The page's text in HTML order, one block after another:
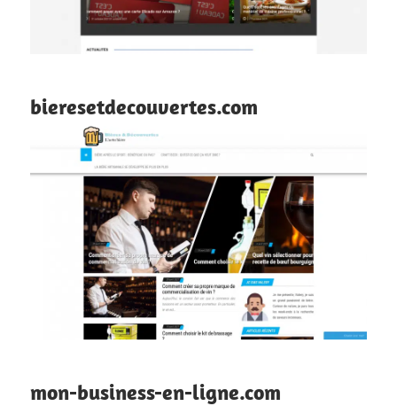
bieresetdecouvertes.com
mon-business-en-ligne.com